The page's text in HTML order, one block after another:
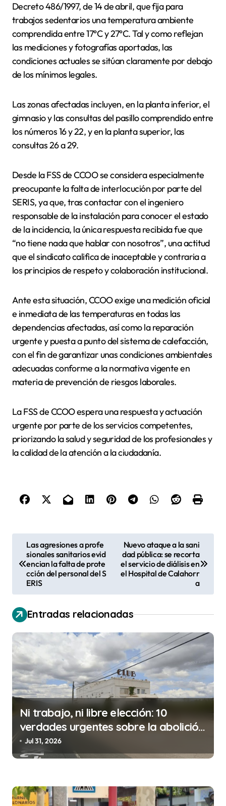
Decreto 486/1997, de 14 de abril, que fija para
trabajos sedentarios una temperatura ambiente
comprendida entre 17°C y 27°C. Tal y como reflejan
las mediciones y fotografías aportadas, las
condiciones actuales se sitúan claramente por debajo
de los mínimos legales.
Las zonas afectadas incluyen, en la planta inferior, el
gimnasio y las consultas del pasillo comprendido entre
los números 16 y 22, y en la planta superior, las
consultas 26 a 29.
Desde la FSS de CCOO se considera especialmente
preocupante la falta de interlocución por parte del
SERIS, ya que, tras contactar con el ingeniero
responsable de la instalación para conocer el estado
de la incidencia, la única respuesta recibida fue que
“no tiene nada que hablar con nosotros”, una actitud
que el sindicato califica de inaceptable y contraria a
los principios de respeto y colaboración institucional.
Ante esta situación, CCOO exige una medición oficial
e inmediata de las temperaturas en todas las
dependencias afectadas, así como la reparación
urgente y puesta a punto del sistema de calefacción,
con el fin de garantizar unas condiciones ambientales
adecuadas conforme a la normativa vigente en
materia de prevención de riesgos laborales.
La FSS de CCOO espera una respuesta y actuación
urgente por parte de los servicios competentes,
priorizando la salud y seguridad de los profesionales y
la calidad de la atención a la ciudadanía.
e
g
a
c
i
ó
n
e
n
r
Las agresiones a profe
sionales sanitarios evid
encian la falta de prote
cción del personal del S
ERIS
Nuevo ataque a la sani
dad pública: se recorta
el servicio de diálisis en
el Hospital de Calahorr
a
Entradas relacionadas
Ni trabajo, ni libre elección: 10
verdades urgentes sobre la abolición
de la prostitución
Jul 31, 2026